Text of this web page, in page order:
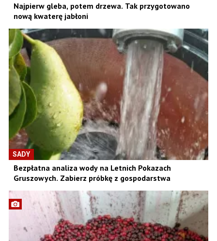
Najpierw gleba, potem drzewa. Tak przygotowano
nową kwaterę jabłoni
SADY
Bezpłatna analiza wody na Letnich Pokazach
Gruszowych. Zabierz próbkę z gospodarstwa